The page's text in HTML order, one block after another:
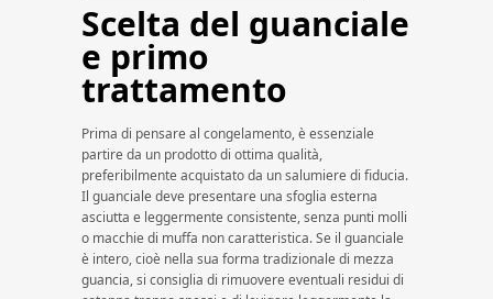
Scelta del guanciale
e primo
trattamento
Prima di pensare al congelamento, è essenziale
partire da un prodotto di ottima qualità,
preferibilmente acquistato da un salumiere di fiducia.
Il guanciale deve presentare una sfoglia esterna
asciutta e leggermente consistente, senza punti molli
o macchie di muffa non caratteristica. Se il guanciale
è intero, cioè nella sua forma tradizionale di mezza
guancia, si consiglia di rimuovere eventuali residui di